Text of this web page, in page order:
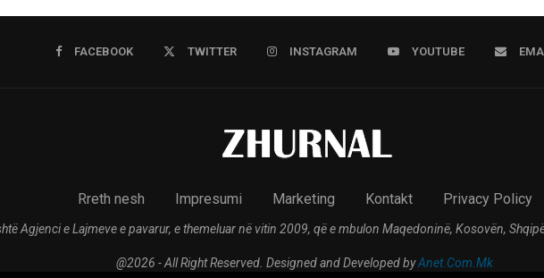
FACEBOOK TWITTER INSTAGRAM YOUTUBE
Rreth nesh Impresumi Marketing Kontakt Privacy Policy
Agjenci e Lajmeve e pavarur, e themeluar në vitin 2009, që e mbulon Maqedoninë, Kosovën,
@2026 - All Right Reserved. Designed and Developed byAnet.Com.Mk